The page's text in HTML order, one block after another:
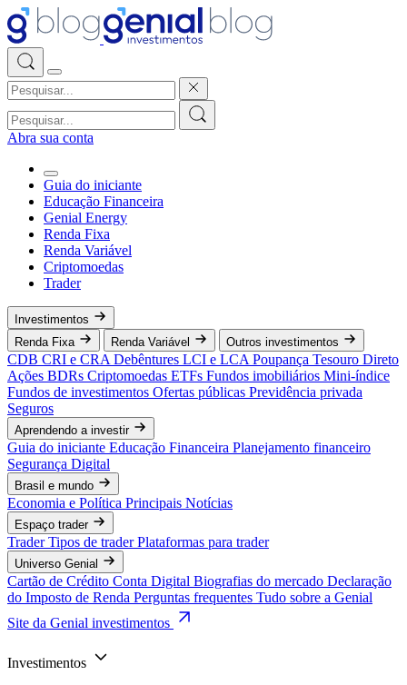
Abra sua conta
Guia do iniciante
Educação Financeira
Genial Energy
Renda Fixa
Renda Variável
Criptomoedas
Trader
Investimentos
Renda Fixa
Renda Variável Outros investimentos
CDB CRI e CRA Debêntures LCI e LCA Poupança Tesouro Direto
Ações BDRs Criptomoedas ETFs Fundos imobiliários Mini-índice
Fundos de investimentos Ofertas públicas Previdência privada
Seguros
Aprendendo a investir
Guia do iniciante Educação Financeira Planejamento financeiro
Segurança Digital
Brasil e mundo
Economia e Política Principais Notícias
Espaço trader
TraderTipos de traderPlataformas para trader
Universo Genial
Cartão de Crédito Conta Digital Biografias do mercado Declaração
do Imposto de Renda Perguntas frequentes Tudo sobre a Genial
Site da Genial investimentos
Investimentos